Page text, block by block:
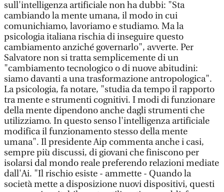
sull'intelligenza artificiale non ha dubbi: "Sta
cambiando la mente umana, il modo in cui
comunichiamo, lavoriamo e studiamo. Ma la
psicologia italiana rischia di inseguire questo
cambiamento anziché governarlo", avverte. Per
Salvatore non si tratta semplicemente di un
"cambiamento tecnologico o di nuove abitudini:
siamo davanti a una trasformazione antropologica".
La psicologia, fa notare, "studia da tempo il rapporto
tra mente e strumenti cognitivi. I modi di funzionare
della mente dipendono anche dagli strumenti che
utilizziamo. In questo senso l'intelligenza artificiale
modifica il funzionamento stesso della mente
umana". Il presidente Aip commenta anche i casi,
sempre più discussi, di giovani che finiscono per
isolarsi dal mondo reale preferendo relazioni mediate
dall'Ai. "Il rischio esiste - ammette - Quando la
società mette a disposizione nuovi dispositivi, questi